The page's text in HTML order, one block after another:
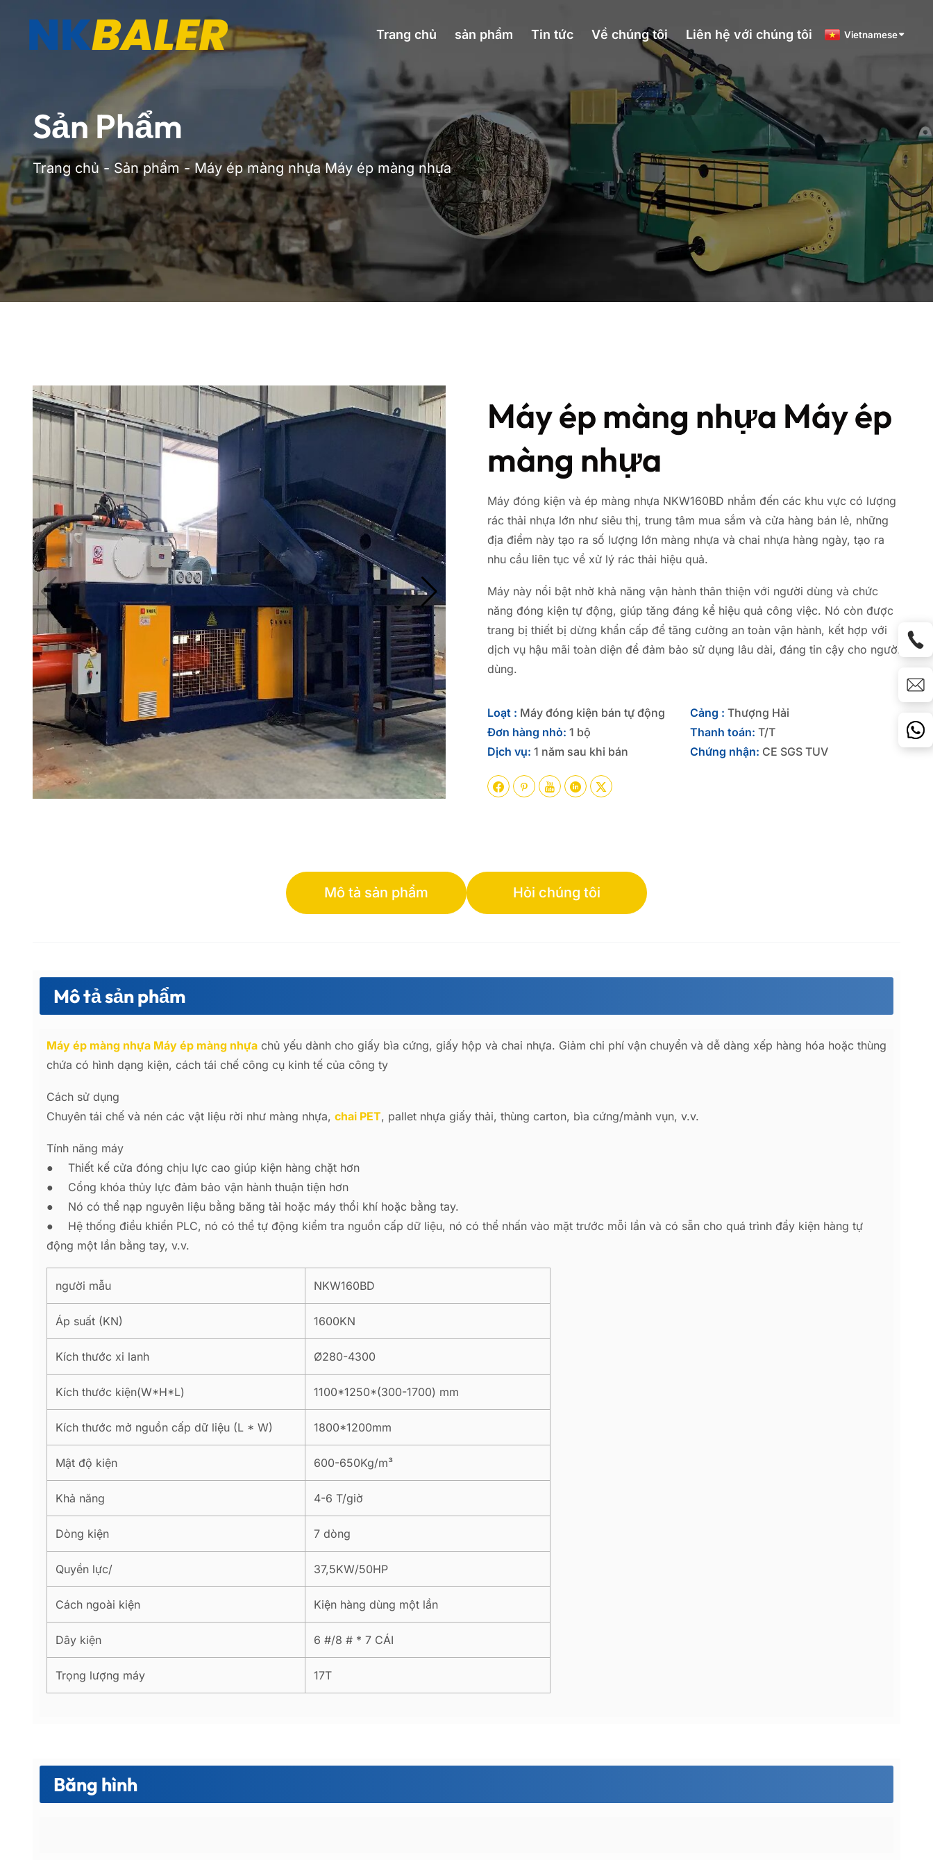
Trang chủ sản phẩm Tin tức Về chúng tôi Liên hệ với chúng tôi Vietnamese
Sản Phẩm
Trang chủ- Sản phẩm -Máy ép màng nhựa Máy ép màng nhựa
Máy ép màng nhựa Máy ép
màng nhựa
Máy đóng kiện và ép màng nhựa NKW160BD nhắm đến các khu vực có lượng
rác thải nhựa lớn như siêu thị, trung tâm mua sắm và cửa hàng bán lẻ, những
địa điểm này tạo ra số lượng lớn màng nhựa và chai nhựa hàng ngày, tạo ra
nhu cầu liên tục về xử lý rác thải hiệu quả.
Máy này nổi bật nhờ khả năng vận hành thân thiện với người dùng và chức
năng đóng kiện tự động, giúp tăng đáng kể hiệu quả công việc. Nó còn được
trang bị thiết bị dừng khẩn cấp để tăng cường an toàn vận hành, kết hợp với
dịch vụ hậu mãi toàn diện để đảm bảo sử dụng lâu dài, đáng tin cậy cho người
dùng.
Loạt : Máy đóng kiện bán tự động Cảng : Thượng Hải
Đơn hàng nhỏ: 1 bộ Thanh toán: T/T
Dịch vụ: 1 năm sau khi bán Chứng nhận: CE SGS TUV
    
Mô tả sản phẩm Hỏi chúng tôi
Mô tả sản phẩm
Máy ép màng nhựa Máy ép màng nhựa chủ yếu dành cho giấy bìa cứng, giấy hộp và chai nhựa. Giảm chi phí vận chuyển và dễ dàng xếp hàng hóa hoặc thùng
chứa có hình dạng kiện, cách tái chế công cụ kinh tế của công ty
Cách sử dụng
Chuyên tái chế và nén các vật liệu rời như màng nhựa, chai PET, pallet nhựa giấy thải, thùng carton, bìa cứng/mảnh vụn, v.v.
Tính năng máy
●
Thiết kế cửa đóng chịu lực cao giúp kiện hàng chặt hơn
●
Cổng khóa thủy lực đảm bảo vận hành thuận tiện hơn
●
Nó có thể nạp nguyên liệu bằng băng tải hoặc máy thổi khí hoặc bằng tay.
●
Hệ thống điều khiển PLC, nó có thể tự động kiểm tra nguồn cấp dữ liệu, nó có thể nhấn vào mặt trước mỗi lần và có sẵn cho quá trình đẩy kiện hàng tự
động một lần bằng tay, v.v.
người mẫu NKW160BD
Áp suất (KN) 1600KN
Kích thước xi lanh Ø280-4300
Kích thước kiện(W*H*L) 1100*1250*(300-1700) mm
Kích thước mở nguồn cấp dữ liệu (L * W) 1800*1200mm
Mật độ kiện 600-650Kg/m³
Khả năng 4-6 T/giờ
Dòng kiện 7 dòng
Quyền lực/ 37,5KW/50HP
Cách ngoài kiện Kiện hàng dùng một lần
Dây kiện 6 #/8 # * 7 CÁI
Trọng lượng máy 17T
Băng hình